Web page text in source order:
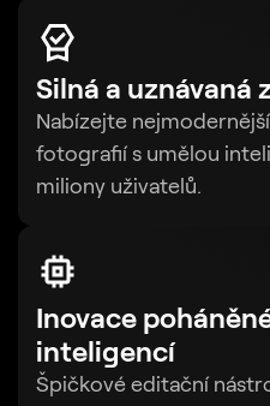
Silná a uznávaná
Nabízejte
fotografií s umělou
miliony uživatelů.
Inovace
inteligencí
Špičkové editační